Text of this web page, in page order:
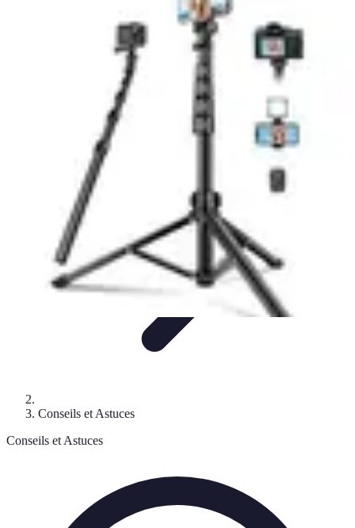
Aventures et ExpériencesParapente
Vol en
Montgolfière
Aventures Aériennes
Conseils et Astuces
Conseils et Astuces